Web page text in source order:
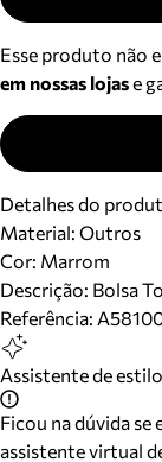
Esse produto não
em nossas lojase
Detalhes do
Material: Outros
Cor: Marrom
Descrição: Bolsa
Referência:
Assistente de estilo
Ficou na dúvida se
assistente virtual